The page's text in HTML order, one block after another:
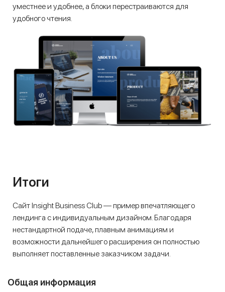
уместнее и удобнее, а блоки перестраиваются для
удобного чтения.
Итоги
Сайт Insight Business Club — пример впечатляющего
лендинга с индивидуальным дизайном. Благодаря
нестандартной подаче, плавным анимациям и
возможности дальнейшего расширения он полностью
выполняет поставленные заказчиком задачи.
Общая информация